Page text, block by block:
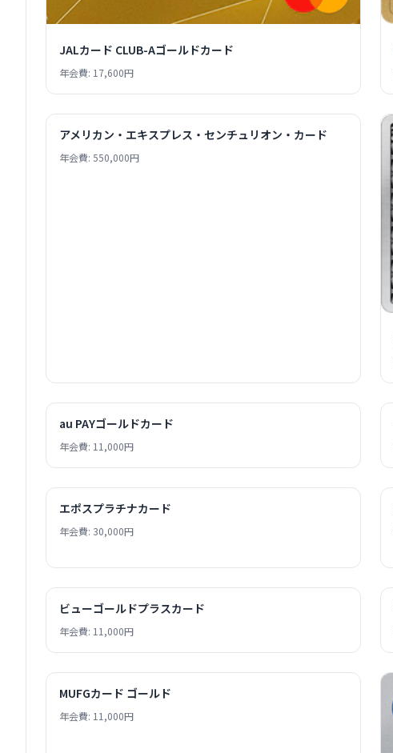
JALカード CLUB-Aゴールドカード
年会費: 17,600円
アメリカン・エキスプレス・センチュリオン・カード
年会費: 550,000円
au PAYゴールドカード
年会費: 11,000円
エポスプラチナカード
年会費: 30,000円
ビューゴールドプラスカード
年会費: 11,000円
MUFGカード ゴールド
年会費: 11,000円